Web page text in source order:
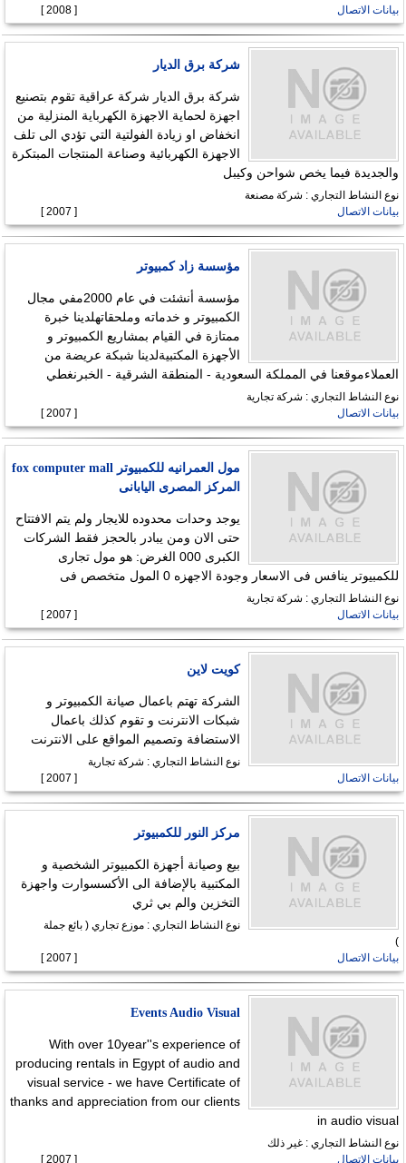
بيانات الاتصال [ 2008 ]
شركة برق الديار
شركة برق الديار شركة عراقية تقوم بتصنيع
اجهزة لحماية الاجهزة الكهرباية المنزلية من
انخفاض او زيادة الفولتية التي تؤدي الى تلف
الاجهزة الكهربائية وصناعة المنتجات المبتكرة
والجديدة فيما يخص شواحن وكيبل
نوع النشاط التجاري : شركة مصنعة
بيانات الاتصال
[ 2007 ]
مؤسسة زاد كمبيوتر
مؤسسة أنشئت في عام 2000مفي مجال
الكمبيوتر و خدماته وملحقاتهلدينا خبرة
ممتازة في القيام بمشاريع الكمبيوتر و
الأجهزة المكتبيةلدينا شبكة عريضة من
العملاءموقعنا في المملكة السعودية - المنطقة الشرقية - الخبرنغطي
نوع النشاط التجاري : شركة تجارية
بيانات الاتصال
[ 2007 ]
مول العمرانيه للكمبيوتر fox computer mall
المركز المصرى اليابانى
يوجد وحدات محدوده للايجار ولم يتم الافتتاح
حتى الان ومن يبادر بالحجز فقط الشركات
الكبرى 000 الغرض: هو مول تجارى
للكمبيوتر ينافس فى الاسعار وجودة الاجهزه 0 المول متخصص فى
نوع النشاط التجاري : شركة تجارية
بيانات الاتصال
[ 2007 ]
كويت لاين
الشركة تهتم باعمال صيانة الكمبيوتر و
شبكات الانترنت و تقوم كذلك باعمال
الاستضافة وتصميم المواقع على الانترنت
نوع النشاط التجاري : شركة تجارية
بيانات الاتصال
[ 2007 ]
مركز النور للكمبيوتر
بيع وصيانة أجهزة الكمبيوتر الشخصية و
المكتبية بالإضافة الى الأكسسوارت واجهزة
التخزين والم بي ثري
نوع النشاط التجاري : موزع تجاري ( بائع جملة
)
بيانات الاتصال
[ 2007 ]
Events Audio Visual
With over 10year''s experience of
producing rentals in Egypt of audio and
visual service - we have Certificate of
thanks and appreciation from our clients
in audio visual
نوع النشاط التجاري : غير ذلك
بيانات الاتصال
[ 2007 ]